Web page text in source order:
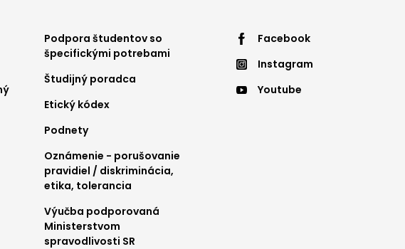
Footer
menu
3
Podpora študentov so
špecifickými potrebami
Študijný poradca
Etický kódex
Podnety
Oznámenie - porušovanie
pravidiel / diskriminácia,
etika, tolerancia
Výučba podporovaná
Ministerstvom
spravodlivosti SR
Footer
menu
Facebook
Instagram
Youtube